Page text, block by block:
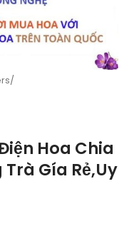
Hoa Chia
Gía Rẻ,Uy